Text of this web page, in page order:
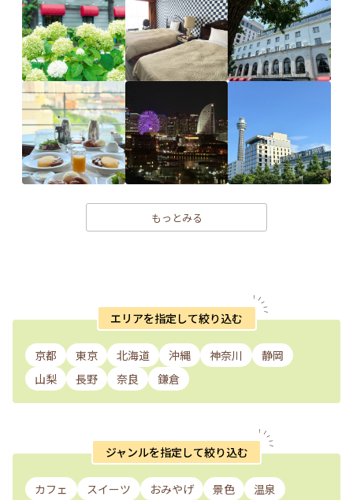
もっとみる
エリアを指定して絞り込む
京都 東京 北海道 沖縄 神奈川
静岡
山梨
長野 奈良 鎌倉
ジャンルを指定して絞り込む
カフェ スイーツ おみやげ 景色
温泉